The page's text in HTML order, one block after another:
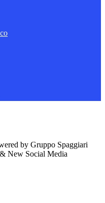
by Gruppo Spaggiari
New Social Media